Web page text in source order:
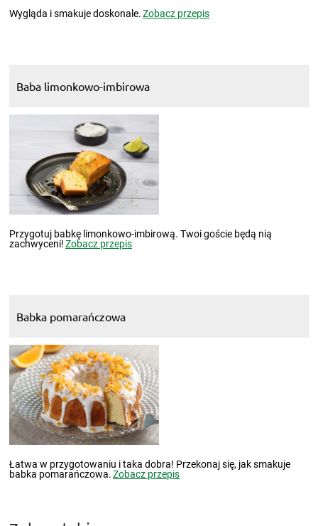
Wygląda i smakuje doskonale.Zobacz przepis
Baba limonkowo-imbirowa
Przygotuj babkę limonkowo-imbirową. Twoi goście będą nią
zachwyceni!Zobacz przepis
Babka pomarańczowa
Łatwa w przygotowaniu i taka dobra! Przekonaj się, jak smakuje
babka pomarańczowa.Zobacz przepis